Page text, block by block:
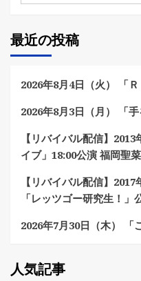
り
最近の投稿
2026年8月4日（火） 「
2026年8月3日（月） 「
【リバイバル配信】
イブ」18:00公演 福岡聖
【リバイバル配信】
「レッツゴー研究生！
2026年7月30日（木） 「
人気記事